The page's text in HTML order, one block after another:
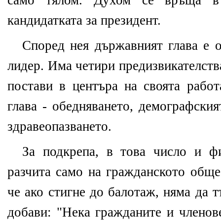
кандидатката за президент.
Според нея държавният глава е
лидер. Има четири
постави в центъра на своята
глава - обедняването,
здравеопазването.
За подкрепа, в това число и
разчита само на гражданското
че ако стигне до балотаж, няма да
добави: "Нека гражданите и